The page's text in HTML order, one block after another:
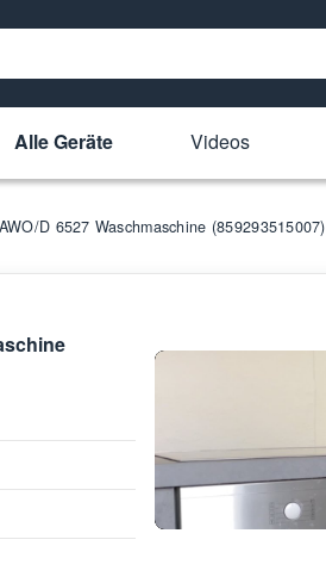
Alle Geräte Videos
D 6527 Waschmaschine (859293515007)